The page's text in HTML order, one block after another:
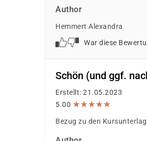
Author
Hemmert Alexandra
War diese
Schön (und ggf.
Erstellt: 21.05.2023
5.00 ★★★★★
★★★★★
Bezug zu den